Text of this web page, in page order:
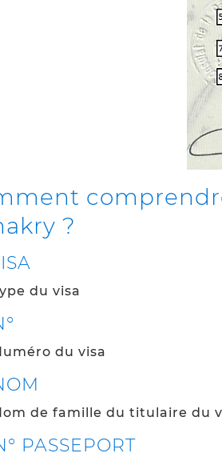
?
du visa
du visa
de famille du titulaire du
PASSEPORT